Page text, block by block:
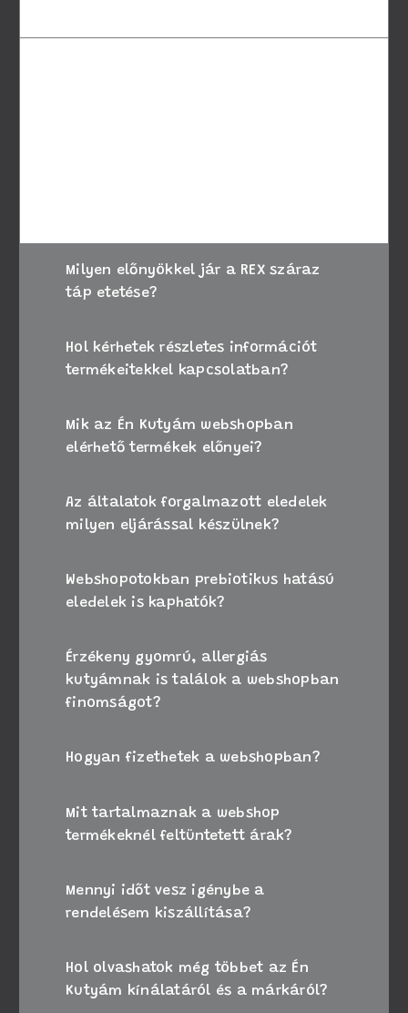
Milyen előnyökkel jár a REX száraz
táp etetése?
Hol kérhetek részletes információt
termékeitekkel kapcsolatban?
Mik az Én Kutyám webshopban
elérhető termékek előnyei?
Az általatok forgalmazott eledelek
milyen eljárással készülnek?
Webshopotokban prebiotikus hatású
eledelek is kaphatók?
Érzékeny gyomrú, allergiás
kutyámnak is találok a webshopban
finomságot?
Hogyan fizethetek a webshopban?
Mit tartalmaznak a webshop
termékeknél feltüntetett árak?
Mennyi időt vesz igénybe a
rendelésem kiszállítása?
Hol olvashatok még többet az Én
Kutyám kínálatáról és a márkáról?